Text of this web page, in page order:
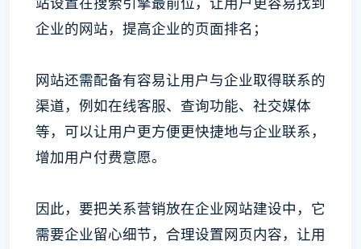
企业的网站，提高企业的页面排名；
网站还需配备有容易让用户与企业取得联系的
渠道，例如在线客服、查询功能、社交媒体
等，可以让用户更方便更快捷地与企业联系，
增加用户付费意愿。
因此，要把关系营销放在企业网站建设中，它
需要企业留心细节，合理设置网页内容，让用